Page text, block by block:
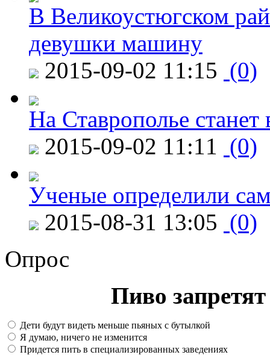
В Великоустюгском
девушки машину
2015-09-02 11:15 (0)
На Ставрополье
2015-09-02 11:11 (0)
Ученые определили
2015-08-31 13:05 (0)
Опрос
Пиво
Дети будут видеть меньше пьяных с бутылкой
Я думаю, ничего не изменится
Придется пить в специализированных заведениях